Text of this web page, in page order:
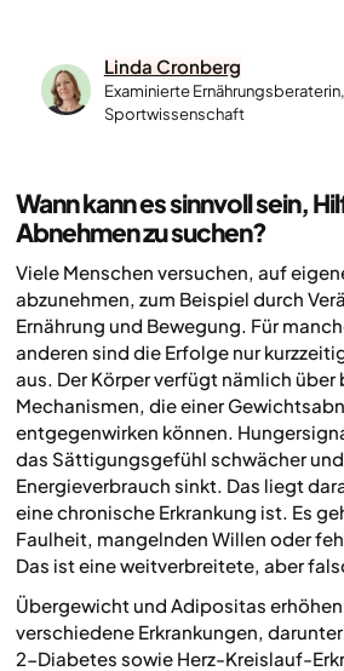
Linda Cronberg
Examinierte
Sportwissenschaft
Wann kann es sinnvoll sein,
Abnehmen zu suchen?
Viele Menschen versuchen, auf
abzunehmen, zum Beispiel durch
Ernährung und Bewegung. Für
anderen sind die Erfolge nur
aus. Der Körper verfügt nämlich
Mechanismen, die einer
entgegenwirken können.
das Sättigungsgefühl schwächer
Energieverbrauch sinkt. Das liegt
eine chronische Erkrankung ist. Es
Faulheit, mangelnden Willen oder
Das ist eine weitverbreitete, aber
Übergewicht und Adipositas
verschiedene Erkrankungen,
2-Diabetes sowie Herz-Kreislauf-